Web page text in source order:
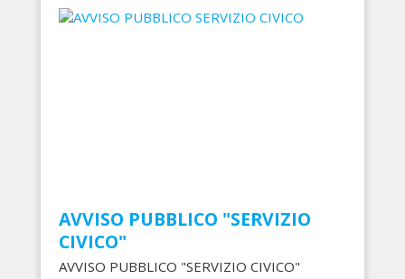
AVVISO PUBBLICO "SERVIZIO
CIVICO"
AVVISO PUBBLICO "SERVIZIO CIVICO"